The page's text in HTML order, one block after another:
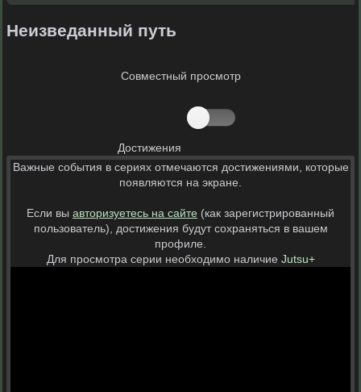
Неизведанный путь
Совместный просмотр
Достижения
Важные события в сериях отмечаются достижениями, которые
появляются на экране.
Если вы авторизуетесь на сайте (как зарегистрированный
пользователь), достижения будут сохраняться в вашем
профиле.
Для просмотра серии необходимо наличие Jutsu+